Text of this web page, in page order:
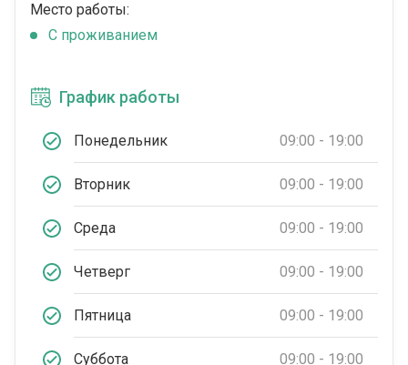
Место работы:
C проживанием
График работы
Понедельник 09:00 - 19:00
Вторник 09:00 - 19:00
Среда 09:00 - 19:00
Четверг 09:00 - 19:00
Пятница 09:00 - 19:00
Суббота 09:00 - 19:00